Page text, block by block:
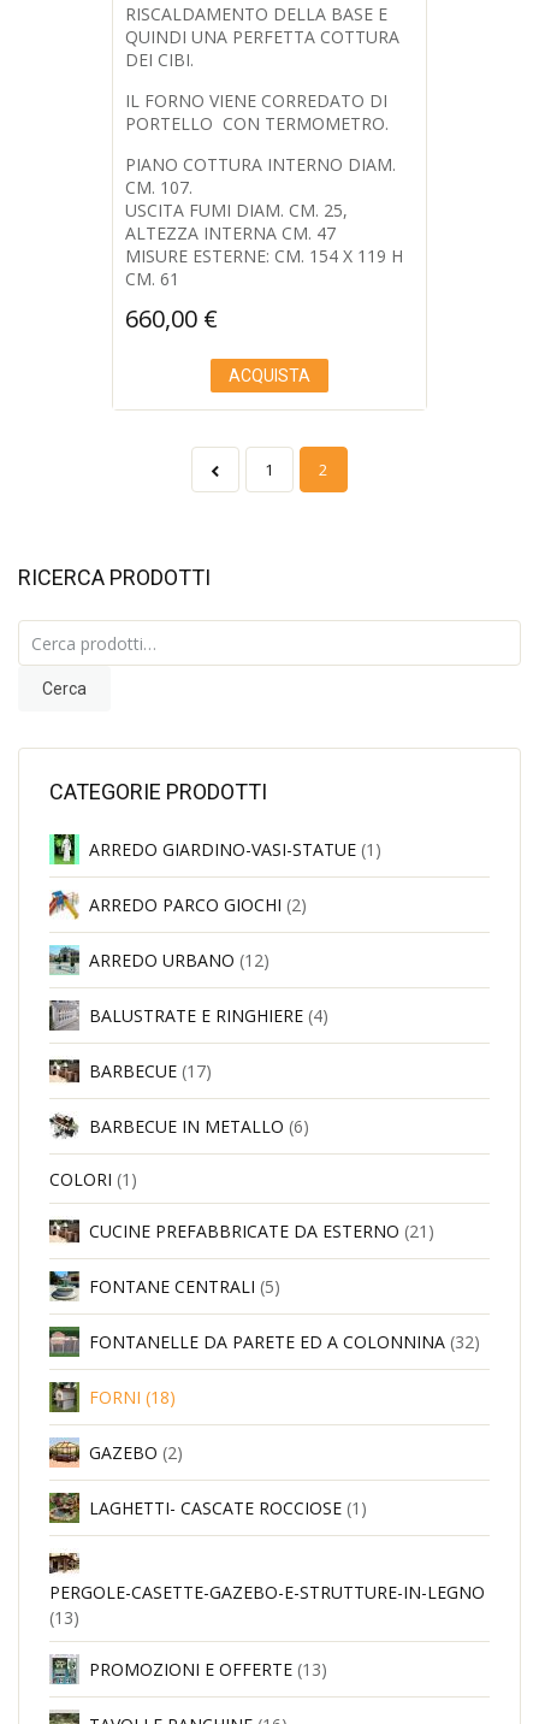
RISCALDAMENTO DELLA BASE E
QUINDI UNA PERFETTA COTTURA
DEI CIBI.
IL FORNO VIENE CORREDATO DI
PORTELLO CON TERMOMETRO.
PIANO COTTURA INTERNO DIAM.
CM. 107.
USCITA FUMI DIAM. CM. 25,
ALTEZZA INTERNA CM. 47
MISURE ESTERNE: CM. 154 X 119 H
CM. 61
660,00 €
ACQUISTA
1 2
RICERCA PRODOTTI
Cerca:
Cerca
CATEGORIE PRODOTTI
ARREDO GIARDINO-VASI-STATUE (1)
ARREDO PARCO GIOCHI (2)
ARREDO URBANO (12)
BALUSTRATE E RINGHIERE (4)
BARBECUE (17)
BARBECUE IN METALLO (6)
COLORI (1)
CUCINE PREFABBRICATE DA ESTERNO (21)
FONTANE CENTRALI (5)
FONTANELLE DA PARETE ED A COLONNINA (32)
FORNI (18)
GAZEBO (2)
LAGHETTI- CASCATE ROCCIOSE (1)
PERGOLE-CASETTE-GAZEBO-E-STRUTTURE-IN-LEGNO
(13)
PROMOZIONI E OFFERTE (13)